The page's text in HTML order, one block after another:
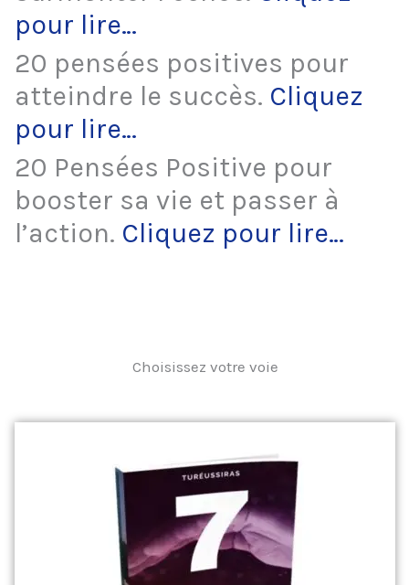
pour lire…
20 pensées positives pour
atteindre le succès. Cliquez
pour lire…
20 Pensées Positive pour
booster sa vie et passer à
l’action. Cliquez pour lire…
Choisissez votre voie